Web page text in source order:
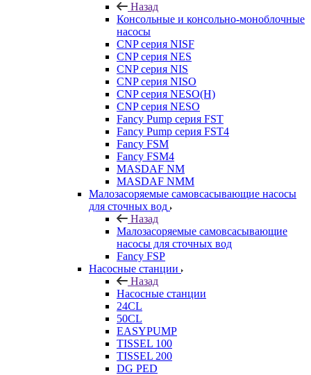
Назад
Консольные и консольно-моноблочные
насосы
CNP серия NISF
CNP серия NES
CNP серия NIS
CNP серия NISO
CNP серия NESO(H)
CNP серия NESO
Fancy Pump серия FST
Fancy Pump серия FST4
Fancy FSM
Fancy FSM4
MASDAF NM
MASDAF NMM
Малозасоряемые самовсасывающие насосы
для сточных вод
Назад
Малозасоряемые самовсасывающие
насосы для сточных вод
Fancy FSP
Насосные станции
Назад
Насосные станции
24CL
50CL
EASYPUMP
TISSEL 100
TISSEL 200
DG PED